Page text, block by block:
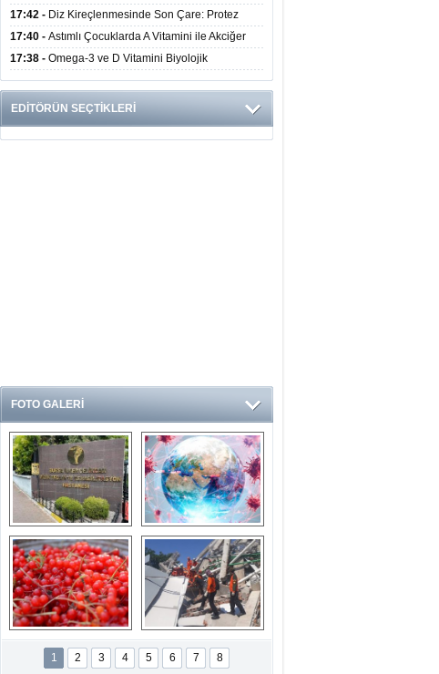
Apandisit Habercisi Olabilir
17:42 - Diz Kireçlenmesinde Son Çare: Protez
Ameliyatı İle Yaşam Kalitesi Artıyor
17:40 - Astımlı Çocuklarda A Vitamini ile Akciğer
Hacmi Arasında Bağlantı Bulundu
17:38 - Omega-3 ve D Vitamini Biyolojik
Yaşlanmayı Yavaşlatabilir
EDİTÖRÜN SEÇTİKLERİ
FOTO GALERİ
Ve burası da bir
devlet hastanesi
14 soruda
Koronavirüs
hakkında kendinizi
test edin...
Gilaburu meyvesi
kanserden koruyor
Endonezya’daki
deprem: Ölü sayısı
bin 203'e yükseldi
1 2 3 4 5 6 7 8